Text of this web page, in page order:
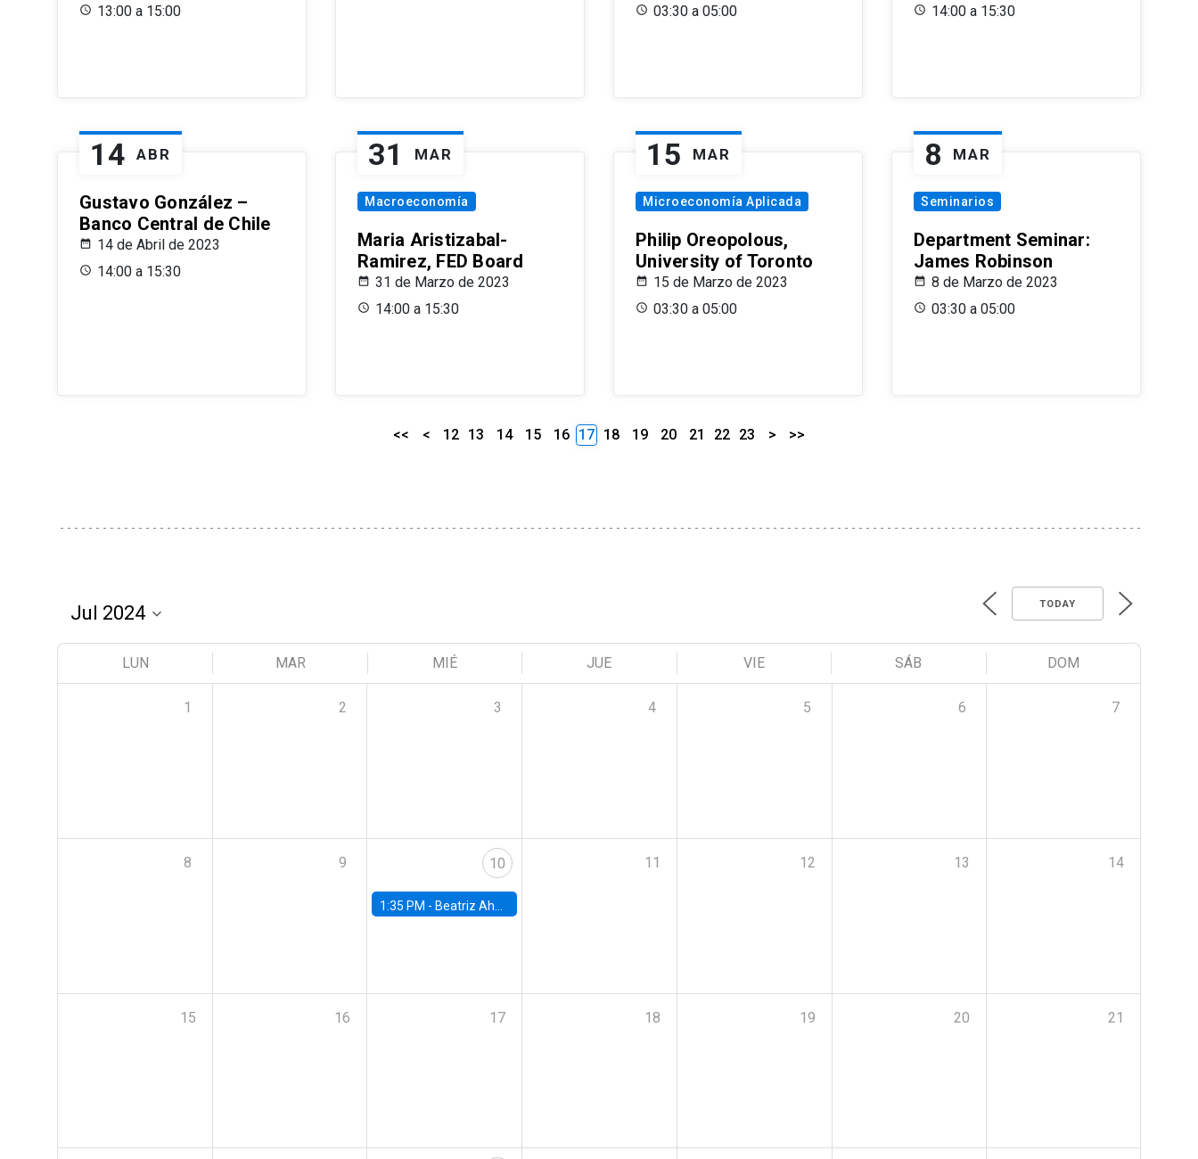
13:00 a 15:00
03:30 a 05:00
14:00 a 15:30
14 ABR
Gustavo González –
Banco Central de Chile
14 de Abril de 2023
14:00 a 15:30
31 MAR
Macroeconomía
Maria Aristizabal-
Ramirez, FED Board
31 de Marzo de 2023
14:00 a 15:30
15 MAR
Microeconomía Aplicada
Philip Oreopolous,
University of Toronto
15 de Marzo de 2023
03:30 a 05:00
8 MAR
Seminarios
Department Seminar:
James Robinson
8 de Marzo de 2023
03:30 a 05:00
<< < 12 13 14 15 16 17 18 19 20 21 22 23 > >>
TODAY
LUN MAR MIÉ JUE VIE SÁB DOM
1 2 3 4 5 6 7
8 9 10
1:35 PM - Beatriz Ahumada, PhD candidate, Universidad de Pittsburgh
11 12 13 14
15 16 17 18 19 20 21